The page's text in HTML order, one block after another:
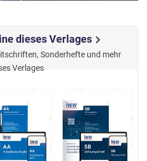
dieses Verlageschevron_right
Sonderhefte und mehr
Verlages